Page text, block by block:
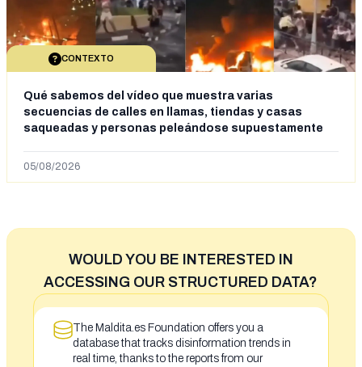
CONTEXTO
Qué sabemos del vídeo que muestra varias
secuencias de calles en llamas, tiendas y casas
saqueadas y personas peleándose supuestamente
situación irregular a Ceuta
05/08/2026
WOULD YOU BE INTERESTED IN
ACCESSING OUR STRUCTURED DATA?
The Maldita.es Foundation offers you a
database that tracks disinformation trends in
real time, thanks to the reports from our